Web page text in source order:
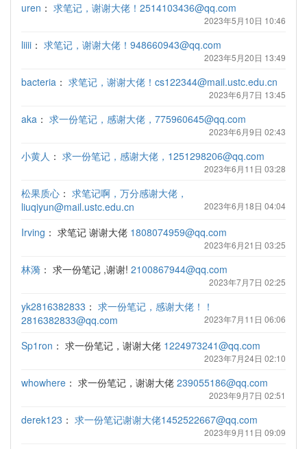
uren ： 求笔记，谢谢大佬！2514103436@qq.com
2023年5月10日 10:46
liiii ： 求笔记，谢谢大佬！948660943@qq.com
2023年5月20日 13:49
bacteria ： 求笔记，谢谢大佬！cs122344@mail.ustc.edu.cn
2023年6月7日 13:45
aka ： 求一份笔记，感谢大佬，775960645@qq.com
2023年6月9日 02:43
小黄人 ： 求一份笔记，感谢大佬，1251298206@qq.com
2023年6月11日 03:28
松果质心 ： 求笔记啊，万分感谢大佬，
liuqiyun@mail.ustc.edu.cn
2023年6月18日 04:04
Irving ： 求笔记 谢谢大佬 1808074959@qq.com
2023年6月21日 03:25
林漪 ： 求一份笔记 ,谢谢! 2100867944@qq.com
2023年7月7日 02:25
yk2816382833 ： 求一份笔记，感谢大佬！！
2816382833@qq.com
2023年7月11日 06:06
Sp1ron ： 求一份笔记，谢谢大佬 1224973241@qq.com
2023年7月24日 02:10
whowhere ： 求一份笔记，谢谢大佬 239055186@qq.com
2023年9月7日 02:51
derek123 ： 求一份笔记谢谢大佬1452522667@qq.com
2023年9月11日 09:09